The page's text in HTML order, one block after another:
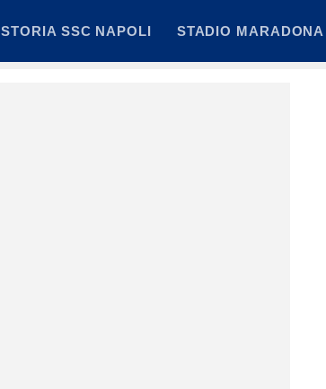
STORIA SSC NAPOLI STADIO MARADONA